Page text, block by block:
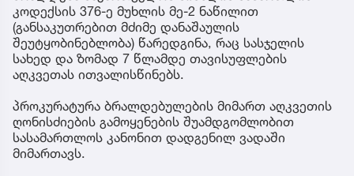
კოდექსის 376-ე მუხლის მე-2 ნაწილით
(განსაკუთრებით მძიმე დანაშაულის
შეუტყობინებლობა) წარედგინა, რაც სასჯელის
სახედ და ზომად 7 წლამდე თავისუფლების
აღკვეთას ითვალისწინებს.
პროკურატურა ბრალდებულების მიმართ აღკვეთის
ღონისძიების გამოყენების შუამდგომლობით
სასამართლოს კანონით დადგენილ ვადაში
მიმართავს.